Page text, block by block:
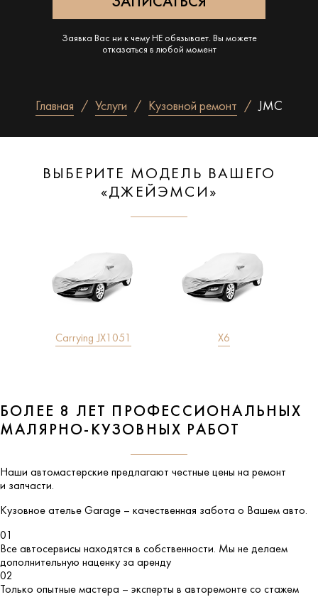
Заявка Вас ни к чему НЕ обязывает. Вы можете
отказаться в любой момент
Главная Услуги Кузовной ремонт JMC
ВЫБЕРИТЕ МОДЕЛЬ ВАШЕГО
«ДЖЕЙЭМСИ»
Carrying JX1051 X6
БОЛЕЕ 8 ЛЕТ ПРОФЕССИОНАЛЬНЫХ
МАЛЯРНО-КУЗОВНЫХ РАБОТ
Наши автомастерские предлагают честные цены на ремонт
и запчасти.
Кузовное ателье Garage – качественная забота о Вашем авто.
01
Все автосервисы находятся в собственности. Мы не делаем
дополнительную наценку за аренду
02
Только опытные мастера – эксперты в авторемонте со стажем